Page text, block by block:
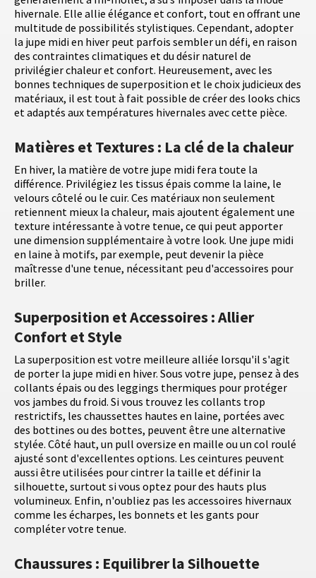
hivernale. Elle allie élégance et confort, tout en offrant une
multitude de possibilités stylistiques. Cependant, adopter
la jupe midi en hiver peut parfois sembler un défi, en raison
des contraintes climatiques et du désir naturel de
privilégier chaleur et confort. Heureusement, avec les
bonnes techniques de superposition et le choix judicieux des
matériaux, il est tout à fait possible de créer des looks chics
et adaptés aux températures hivernales avec cette pièce.
Matières et Textures : La clé de la chaleur
En hiver, la matière de votre jupe midi fera toute la
différence. Privilégiez les tissus épais comme la laine, le
velours côtelé ou le cuir. Ces matériaux non seulement
retiennent mieux la chaleur, mais ajoutent également une
texture intéressante à votre tenue, ce qui peut apporter
une dimension supplémentaire à votre look. Une jupe midi
en laine à motifs, par exemple, peut devenir la pièce
maîtresse d'une tenue, nécessitant peu d'accessoires pour
briller.
Superposition et Accessoires : Allier
Confort et Style
La superposition est votre meilleure alliée lorsqu'il s'agit
de porter la jupe midi en hiver. Sous votre jupe, pensez à des
collants épais ou des leggings thermiques pour protéger
vos jambes du froid. Si vous trouvez les collants trop
restrictifs, les chaussettes hautes en laine, portées avec
des bottines ou des bottes, peuvent être une alternative
stylée. Côté haut, un pull oversize en maille ou un col roulé
ajusté sont d'excellentes options. Les ceintures peuvent
aussi être utilisées pour cintrer la taille et définir la
silhouette, surtout si vous optez pour des hauts plus
volumineux. Enfin, n'oubliez pas les accessoires hivernaux
comme les écharpes, les bonnets et les gants pour
compléter votre tenue.
Chaussures : Equilibrer la Silhouette